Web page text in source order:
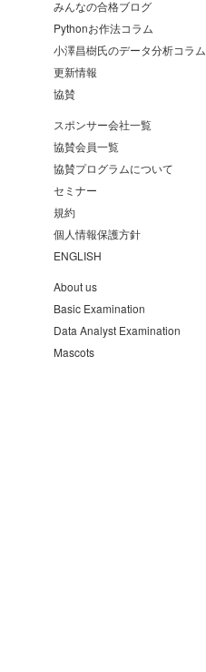
みんなの合格ブログ
Pythonお作法コラム
小澤昌樹氏のデータ分析コラム
更新情報
協賛
スポンサー会社一覧
協賛会員一覧
協賛プログラムについて
セミナー
規約
個人情報保護方針
ENGLISH
About us
Basic Examination
Data Analyst Examination
Mascots